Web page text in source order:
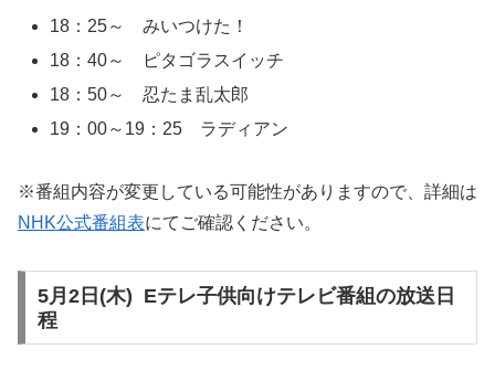
18：25～ みいつけた！
18：40～ ピタゴラスイッチ
18：50～ 忍たま乱太郎
19：00～19：25 ラディアン
※番組内容が変更している可能性がありますので、詳細は
NHK公式番組表にてご確認ください。
5月2日(木) Eテレ子供向けテレビ番組の放送日
程